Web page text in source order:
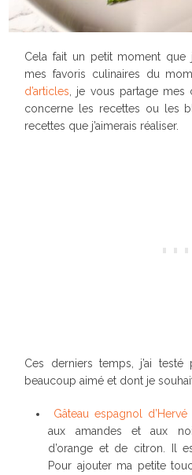
Cela fait un petit moment que
mes favoris culinaires du
d’articles, je vous partage
concerne les recettes ou les
recettes que j’aimerais réaliser.
Ces derniers temps, j’ai testé
beaucoup aimé et dont je
Gâteau espagnol d’Hervé
aux amandes et aux
d’orange et de citron. Il
Pour ajouter ma petite